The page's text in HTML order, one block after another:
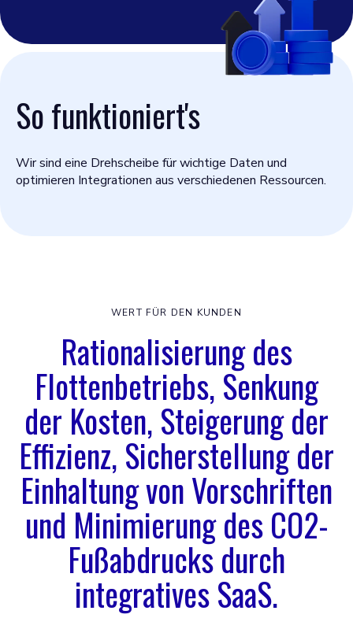
So funktioniert's
Wir sind eine Drehscheibe für wichtige Daten und
optimieren Integrationen aus verschiedenen Ressourcen.
WERT FÜR DEN KUNDEN
Rationalisierung des
Flottenbetriebs, Senkung
der Kosten, Steigerung der
Effizienz, Sicherstellung der
Einhaltung von Vorschriften
und Minimierung des CO2-
Fußabdrucks durch
integratives SaaS.